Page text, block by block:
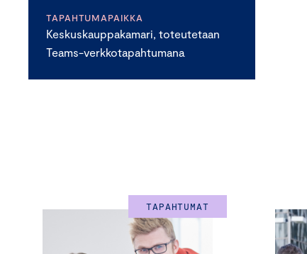
TAPAHTUMAPAIKKA
Keskuskauppakamari, toteutetaan
Teams-verkkotapahtumana
TAPAHTUMAT